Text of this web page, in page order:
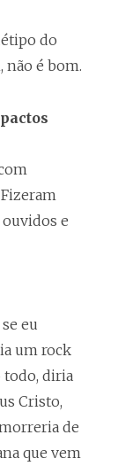
do
não é bom.
e
eu
um rock
todo, diria
Cristo,
de
que vem